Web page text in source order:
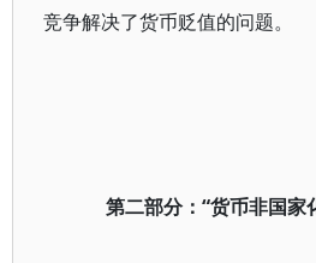
竞争解决了货币贬值的问题。
第二部分：“货币非国家